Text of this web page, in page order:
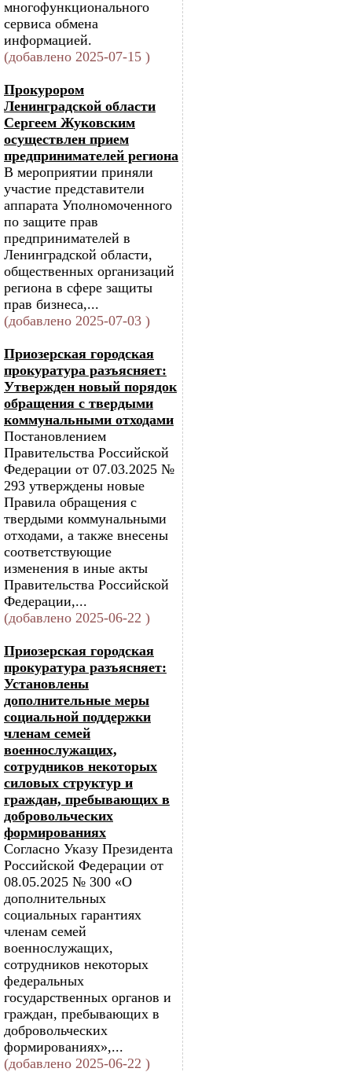
многофункционального
сервиса обмена
информацией.
(добавлено 2025-07-15 )
Прокурором
Ленинградской области
Сергеем Жуковским
осуществлен прием
предпринимателей региона
В мероприятии приняли
участие представители
аппарата Уполномоченного
по защите прав
предпринимателей в
Ленинградской области,
общественных организаций
региона в сфере защиты
прав бизнеса,...
(добавлено 2025-07-03 )
Приозерская городская
прокуратура разъясняет:
Утвержден новый порядок
обращения с твердыми
коммунальными отходами
Постановлением
Правительства Российской
Федерации от 07.03.2025 №
293 утверждены новые
Правила обращения с
твердыми коммунальными
отходами, а также внесены
соответствующие
изменения в иные акты
Правительства Российской
Федерации,...
(добавлено 2025-06-22 )
Приозерская городская
прокуратура разъясняет:
Установлены
дополнительные меры
социальной поддержки
членам семей
военнослужащих,
сотрудников некоторых
силовых структур и
граждан, пребывающих в
добровольческих
формированиях
Согласно Указу Президента
Российской Федерации от
08.05.2025 № 300 «О
дополнительных
социальных гарантиях
членам семей
военнослужащих,
сотрудников некоторых
федеральных
государственных органов и
граждан, пребывающих в
добровольческих
формированиях»,...
(добавлено 2025-06-22 )